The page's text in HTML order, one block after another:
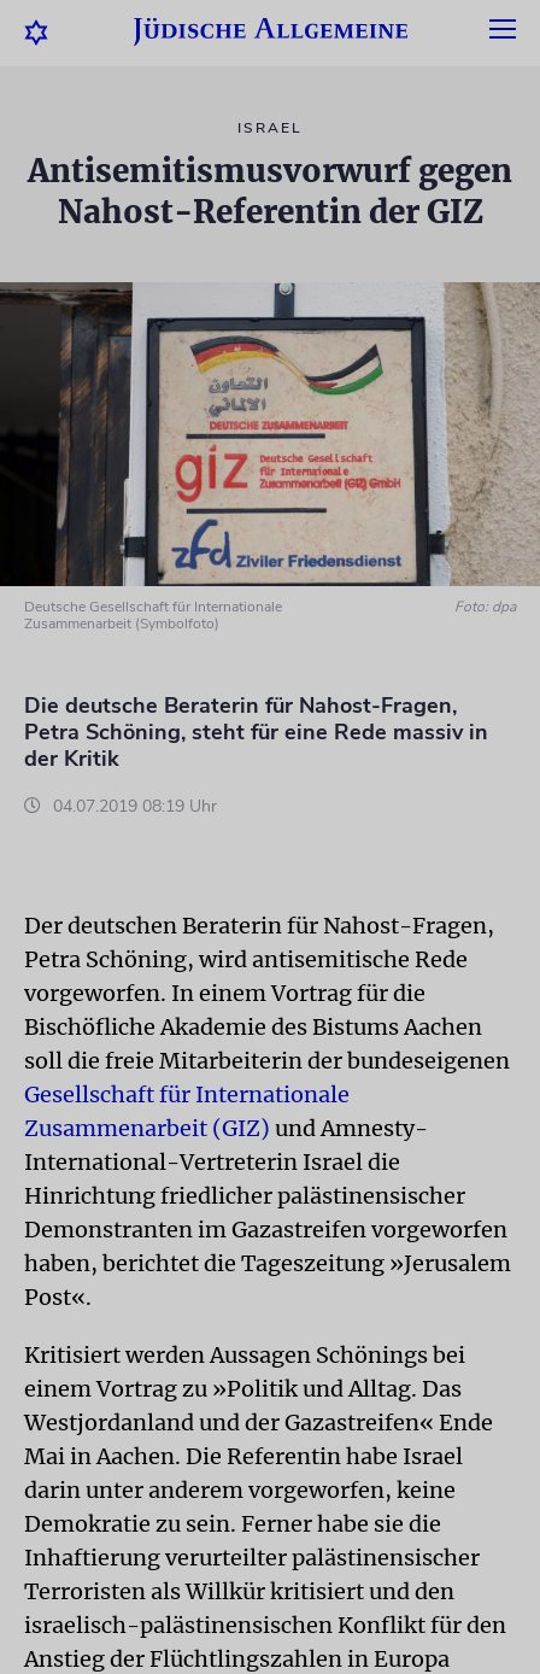
ISRAEL
Antisemitismusvorwurf gegen
Nahost-Referentin der GIZ
Deutsche Gesellschaft für Internationale
Zusammenarbeit (Symbolfoto)
Foto: dpa
Die deutsche Beraterin für Nahost-Fragen,
Petra Schöning, steht für eine Rede massiv in
der Kritik
04.07.2019 08:19 Uhr
Der deutschen Beraterin für Nahost-Fragen,
Petra Schöning, wird antisemitische Rede
vorgeworfen. In einem Vortrag für die
Bischöfliche Akademie des Bistums Aachen
soll die freie Mitarbeiterin der bundeseigenen
Gesellschaft für Internationale
Zusammenarbeit (GIZ) und Amnesty-
International-Vertreterin Israel die
Hinrichtung friedlicher palästinensischer
Demonstranten im Gazastreifen vorgeworfen
haben, berichtet die Tageszeitung »Jerusalem
Post«.
Kritisiert werden Aussagen Schönings bei
einem Vortrag zu »Politik und Alltag. Das
Westjordanland und der Gazastreifen« Ende
Mai in Aachen. Die Referentin habe Israel
darin unter anderem vorgeworfen, keine
Demokratie zu sein. Ferner habe sie die
Inhaftierung verurteilter palästinensischer
Terroristen als Willkür kritisiert und den
israelisch-palästinensischen Konflikt für den
Anstieg der Flüchtlingszahlen in Europa